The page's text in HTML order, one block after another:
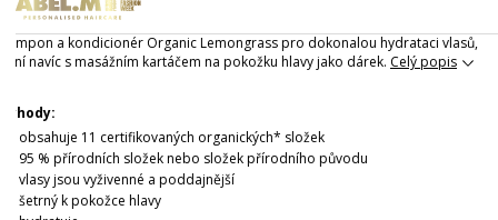
Šampon a kondicionér Organic Lemongrass pro dokonalou hydrataci vlasů,
nyní navíc s masážním kartáčem na pokožku hlavy jako dárek. Celý popis
Výhody:
obsahuje 11 certifikovaných organických* složek
95 % přírodních složek nebo složek přírodního původu
vlasy jsou vyživenné a poddajnější
šetrný k pokožce hlavy